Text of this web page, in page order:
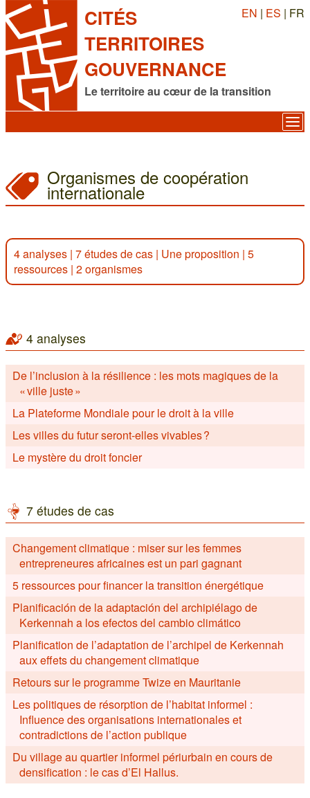
CITÉS
TERRITOIRES
GOUVERNANCE
Le territoire au cœur de la transition
EN | ES | FR
Organismes de coopération
internationale
4 analyses | 7 études de cas | Une proposition | 5
ressources | 2 organismes
4 analyses
De l’inclusion à la résilience : les mots magiques de la
« ville juste »
La Plateforme Mondiale pour le droit à la ville
Les villes du futur seront-elles vivables ?
Le mystère du droit foncier
7 études de cas
Changement climatique : miser sur les femmes
entrepreneures africaines est un pari gagnant
5 ressources pour financer la transition énergétique
Planificación de la adaptación del archipiélago de
Kerkennah a los efectos del cambio climático
Planification de l’adaptation de l’archipel de Kerkennah
aux effets du changement climatique
Retours sur le programme Twize en Mauritanie
Les politiques de résorption de l’habitat informel :
Influence des organisations internationales et
contradictions de l’action publique
Du village au quartier informel périurbain en cours de
densification : le cas d’El Hallus.